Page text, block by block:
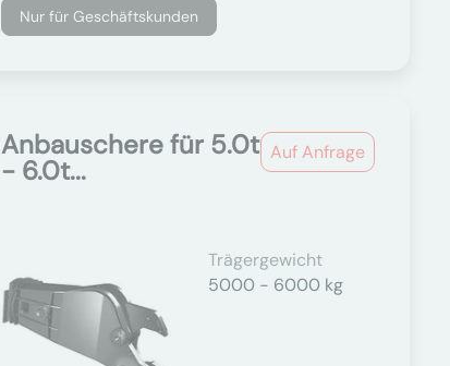
Nur für Geschäftskunden
Auf Anfrage
Anbauschere für 5.0t
- 6.0t...
Trägergewicht
5000 - 6000 kg